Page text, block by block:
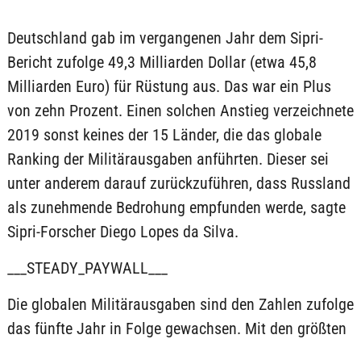
Deutschland gab im vergangenen Jahr dem Sipri-
Bericht zufolge 49,3 Milliarden Dollar (etwa 45,8
Milliarden Euro) für Rüstung aus. Das war ein Plus
von zehn Prozent. Einen solchen Anstieg verzeichnete
2019 sonst keines der 15 Länder, die das globale
Ranking der Militärausgaben anführten. Dieser sei
unter anderem darauf zurückzuführen, dass Russland
als zunehmende Bedrohung empfunden werde, sagte
Sipri-Forscher Diego Lopes da Silva.
___STEADY_PAYWALL___
Die globalen Militärausgaben sind den Zahlen zufolge
das fünfte Jahr in Folge gewachsen. Mit den größten